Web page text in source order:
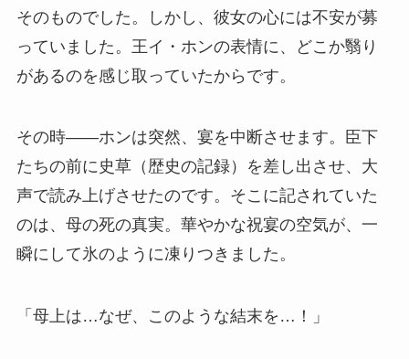
そのものでした。しかし、彼女の心には不安が募
っていました。王イ・ホンの表情に、どこか翳り
があるのを感じ取っていたからです。
その時――ホンは突然、宴を中断させます。臣下
たちの前に史草（歴史の記録）を差し出させ、大
声で読み上げさせたのです。そこに記されていた
のは、母の死の真実。華やかな祝宴の空気が、一
瞬にして氷のように凍りつきました。
「母上は…なぜ、このような結末を…！」